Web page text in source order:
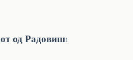
од Радовиш1